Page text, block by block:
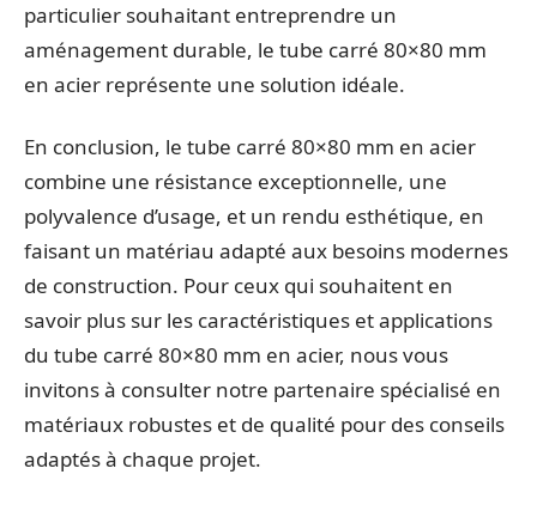
particulier souhaitant entreprendre un
aménagement durable, le tube carré 80×80 mm
en acier représente une solution idéale.
En conclusion, le tube carré 80×80 mm en acier
combine une résistance exceptionnelle, une
polyvalence d’usage, et un rendu esthétique, en
faisant un matériau adapté aux besoins modernes
de construction. Pour ceux qui souhaitent en
savoir plus sur les caractéristiques et applications
du tube carré 80×80 mm en acier, nous vous
invitons à consulter notre partenaire spécialisé en
matériaux robustes et de qualité pour des conseils
adaptés à chaque projet.